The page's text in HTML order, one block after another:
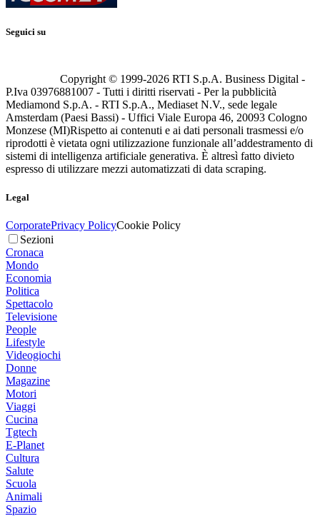
Seguici su
Copyright © 1999-2026 RTI S.p.A. Business Digital -
P.Iva 03976881007 - Tutti i diritti riservati - Per la pubblicità
Mediamond S.p.A. - RTI S.p.A., Mediaset N.V., sede legale
Amsterdam (Paesi Bassi) - Uffici Viale Europa 46, 20093 Cologno
Monzese (MI)Rispetto ai contenuti e ai dati personali trasmessi e/o
riprodotti è vietata ogni utilizzazione funzionale all’addestramento di
sistemi di intelligenza artificiale generativa. È altresì fatto divieto
espresso di utilizzare mezzi automatizzati di data scraping.
Legal
CorporatePrivacy PolicyCookie Policy
Sezioni
Cronaca
Mondo
Economia
Politica
Spettacolo
Televisione
People
Lifestyle
Videogiochi
Donne
Magazine
Motori
Viaggi
Cucina
Tgtech
E-Planet
Cultura
Salute
Scuola
Animali
Spazio